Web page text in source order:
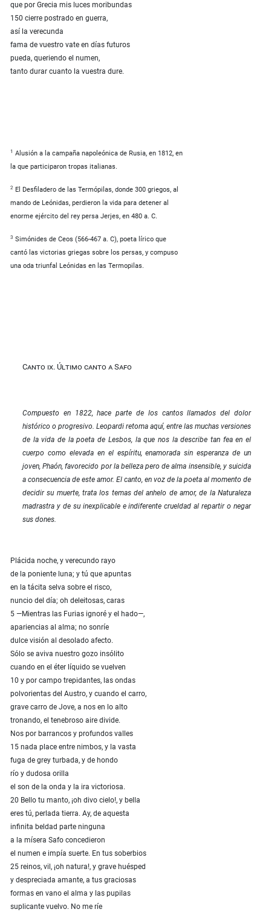
que por Grecia mis luces moribundas
150 cierre postrado en guerra,
así la verecunda
fama de vuestro vate en días futuros
pueda, queriendo el numen,
tanto durar cuanto la vuestra dure.
1 Alusión a la campaña napoleónica de Rusia, en 1812, en
la que participaron tropas italianas.
2 El Desfiladero de las Termópilas, donde 300 griegos, al
mando de Leónidas, perdieron la vida para detener al
enorme ejército del rey persa Jerjes, en 480 a. C.
3 Simónides de Ceos (566-467 a. C), poeta lírico que
cantó las victorias griegas sobre los persas, y compuso
una oda triunfal Leónidas en las Termopilas.
Canto ix. Último canto a Safo
Compuesto en 1822, hace parte de los cantos llamados del dolor
histórico o progresivo. Leopardi retoma aquí, entre las muchas versiones
de la vida de la poeta de Lesbos, la que nos la describe tan fea en el
cuerpo como elevada en el espíritu, enamorada sin esperanza de un
joven, Phaón, favorecido por la belleza pero de alma insensible, y suicida
a consecuencia de este amor. El canto, en voz de la poeta al momento de
decidir su muerte, trata los temas del anhelo de amor, de la Naturaleza
madrastra y de su inexplicable e indiferente crueldad al repartir o negar
sus dones.
Plácida noche, y verecundo rayo
de la poniente luna; y tú que apuntas
en la tácita selva sobre el risco,
nuncio del día; oh deleitosas, caras
5 —Mientras las Furias ignoré y el hado—,
apariencias al alma; no sonríe
dulce visión al desolado afecto.
Sólo se aviva nuestro gozo insólito
cuando en el éter líquido se vuelven
10 y por campo trepidantes, las ondas
polvorientas del Austro, y cuando el carro,
grave carro de Jove, a nos en lo alto
tronando, el tenebroso aire divide.
Nos por barrancos y profundos valles
15 nada place entre nimbos, y la vasta
fuga de grey turbada, y de hondo
río y dudosa orilla
el son de la onda y la ira victoriosa.
20 Bello tu manto, ¡oh divo cielo!, y bella
eres tú, perlada tierra. Ay, de aquesta
infinita beldad parte ninguna
a la mísera Safo concedieron
el numen e impía suerte. En tus soberbios
25 reinos, vil, ¡oh natura!, y grave huésped
y despreciada amante, a tus graciosas
formas en vano el alma y las pupilas
suplicante vuelvo. No me ríe